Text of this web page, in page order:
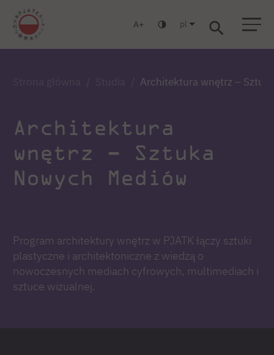
Warszawa Gdańsk Liceum Studia podyplomowe Studia MBA
A pl
Architektura wnętrz –
Architektura
wnętrz – Sztuka
Nowych Mediów
Program architektury wnętrz w PJATK łączy sztuki
plastyczne i architektoniczne z wiedzą o
nowoczesnych mediach cyfrowych, multimediach i
sztuce wizualnej.